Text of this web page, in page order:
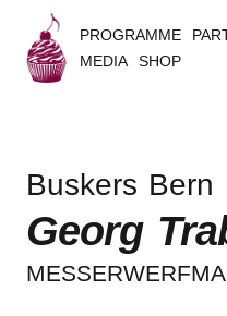
s
k
e
PROGRAMME
MEDIA
SHOP
Buskers Bern
Georg